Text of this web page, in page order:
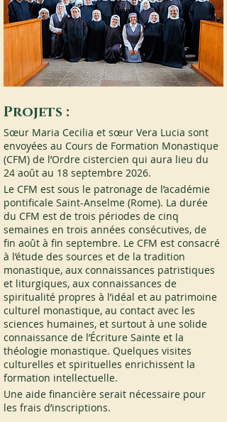
Projets :
Sœur Maria Cecilia et sœur Vera Lucia sont
envoyées au Cours de Formation Monastique
(CFM) de l’Ordre cistercien qui aura lieu du
24 août au 18 septembre 2026.
Le CFM est sous le patronage de l’académie
pontificale Saint-Anselme (Rome). La durée
du CFM est de trois périodes de cinq
semaines en trois années consécutives, de
fin août à fin septembre. Le CFM est consacré
à l’étude des sources et de la tradition
monastique, aux connaissances patristiques
et liturgiques, aux connaissances de
spiritualité propres à l’idéal et au patrimoine
culturel monastique, au contact avec les
sciences humaines, et surtout à une solide
connaissance de l’Écriture Sainte et la
théologie monastique. Quelques visites
culturelles et spirituelles enrichissent la
formation intellectuelle.
Une aide financière serait nécessaire pour
les frais d’inscriptions.